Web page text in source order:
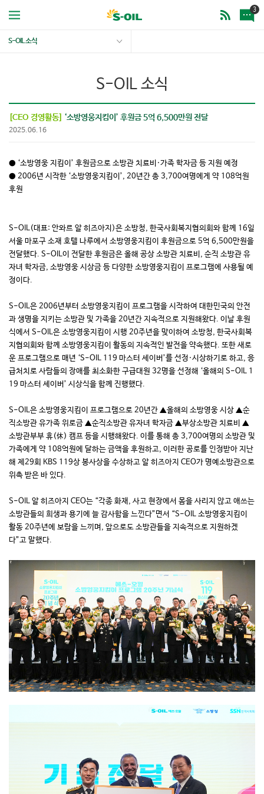
3
S-OIL 소식
S-OIL 소식
[CEO 경영활동] ‘소방영웅지킴이’ 후원금 5억 6,500만원 전달
2025.06.16
● ‘소방영웅 지킴이’ 후원금으로 소방관 치료비·가족 학자금 등 지원 예정
● 2006년 시작한 ‘소방영웅지킴이’, 20년간 총 3,700여명에게 약 108억원
후원
S-OIL(대표: 안와르 알 히즈아지)은 소방청, 한국사회복지협의회와 함께 16일
서울 마포구 소재 호텔 나루에서 소방영웅지킴이 후원금으로 5억 6,500만원을
전달했다. S-OIL이 전달한 후원금은 올해 공상 소방관 치료비, 순직 소방관 유
자녀 학자금, 소방영웅 시상금 등 다양한 소방영웅지킴이 프로그램에 사용될 예
정이다.
S-OIL은 2006년부터 소방영웅지킴이 프로그램을 시작하여 대한민국의 안전
과 생명을 지키는 소방관 및 가족을 20년간 지속적으로 지원해왔다. 이날 후원
식에서 S-OIL은 소방영웅지킴이 시행 20주년을 맞이하여 소방청, 한국사회복
지협의회와 함께 소방영웅지킴이 활동의 지속적인 발전을 약속했다. 또한 새로
운 프로그램으로 매년 ‘S-OIL 119 마스터 세이버’를 선정·시상하기로 하고, 응
급처치로 사람들의 장애를 최소화한 구급대원 32명을 선정해 ‘올해의 S-OIL 1
19 마스터 세이버’ 시상식을 함께 진행했다.
S-OIL은 소방영웅지킴이 프로그램으로 20년간 ▲올해의 소방영웅 시상 ▲순
직소방관 유가족 위로금 ▲순직소방관 유자녀 학자금 ▲부상소방관 치료비 ▲
소방관부부 휴(休) 캠프 등을 시행해왔다. 이를 통해 총 3,700여명의 소방관 및
가족에게 약 108억원에 달하는 금액을 후원하고, 이러한 공로를 인정받아 지난
해 제29회 KBS 119상 봉사상을 수상하고 알 히즈아지 CEO가 명예소방관으로
위촉 받은 바 있다.
S-OIL 알 히즈아지 CEO는 “각종 화재, 사고 현장에서 몸을 사리지 않고 애쓰는
소방관들의 희생과 용기에 늘 감사함을 느낀다”면서 “S-OIL 소방영웅지킴이
활동 20주년에 보람을 느끼며, 앞으로도 소방관들을 지속적으로 지원하겠
다”고 말했다.